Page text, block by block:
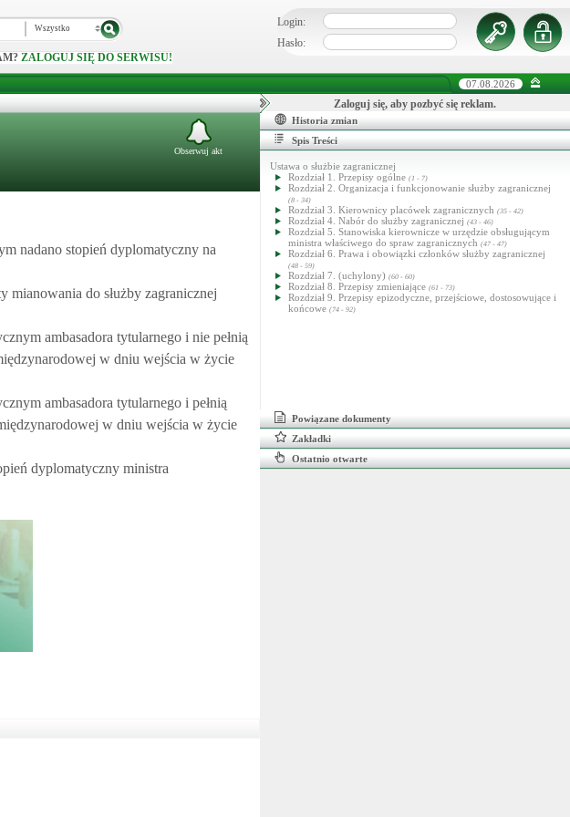
Wszystko
ZALOGUJ SIĘ DO SERWISU!
Login:
Hasło:
07.08.2026
Obserwuj akt
nadano stopień dyplomatyczny na
do służby zagranicznej
ambasadora tytularnego i nie pełnią
w dniu wejścia w życie
ambasadora tytularnego i pełnią
w dniu wejścia w życie
dyplomatyczny ministra
Zaloguj się, aby pozbyć się reklam.
Historia zmian
Spis Treści
Ustawa o służbie zagranicznej
Rozdział 1. Przepisy ogólne (1 - 7)
Rozdział 2. Organizacja i funkcjonowanie służby zagranicznej
(8 - 34)
Rozdział 3. Kierownicy placówek zagranicznych (35 - 42)
Rozdział 4. Nabór do służby zagranicznej (43 - 46)
Rozdział 5. Stanowiska kierownicze w urzędzie obsługującym
ministra właściwego do spraw zagranicznych (47 - 47)
Rozdział 6. Prawa i obowiązki członków służby zagranicznej
(48 - 59)
Rozdział 7. (uchylony) (60 - 60)
Rozdział 8. Przepisy zmieniające (61 - 73)
Rozdział 9. Przepisy epizodyczne, przejściowe, dostosowujące i
końcowe (74 - 92)
Powiązane dokumenty
Zakładki
Ostatnio otwarte